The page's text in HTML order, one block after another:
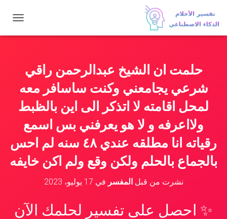
ب
حلمت ان الشيخ عبدالرحمن راقي
شرعي يجامعني وكنت ساسافر معه
لمحل اقامته لا اتذكر الى اين بالظبط
ولااعرفه و لا هو يعرفني بس اسمع
رقياته انا مطلقه عندي ٤٨ سنه لم احس
بالجماع بالحلم ولكن وقع ولم اكن خايفه
نشرت من قبلالمفسر في 17 يوليو، 2023
✨ احصل على تفسير لحلمك الآن